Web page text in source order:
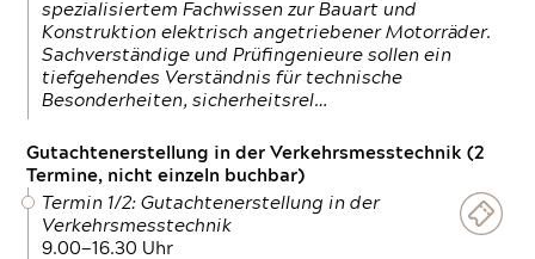
spezialisiertem Fachwissen zur Bauart und
Konstruktion elektrisch angetriebener Motorräder.
Sachverständige und Prüfingenieure sollen ein
tiefgehendes Verständnis für technische
Besonderheiten, sicherheitsrel…
Gutachtenerstellung in der Verkehrsmesstechnik (2
Termine, nicht einzeln buchbar)
Termin 1/2: Gutachtenerstellung in der
Verkehrsmesstechnik
9.00—16.30 Uhr